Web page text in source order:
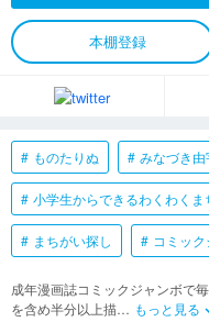
本棚登録
ものたりぬ みなづき由
小学生からできるわくわくま
まちがい探し コミッ
成年漫画誌コミックジャンボで
を含め半分以上描… もっと見る